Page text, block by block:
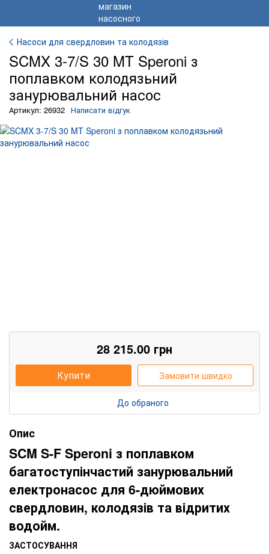
Насоси для свердловин та колодязів
SCMX 3-7/S 30 MT Speroni з
поплавком колодязьний
занурювальний насос
Артикул: 26932 Написати відгук
28 215.00 грн
Купити Замовити швидко
До обраного
Опис
SCM S-F Speroni з поплавком
багатоступінчастий занурювальний
електронасос для 6-дюймових
свердловин, колодязів та відритих
водойм.
ЗАСТОСУВАННЯ